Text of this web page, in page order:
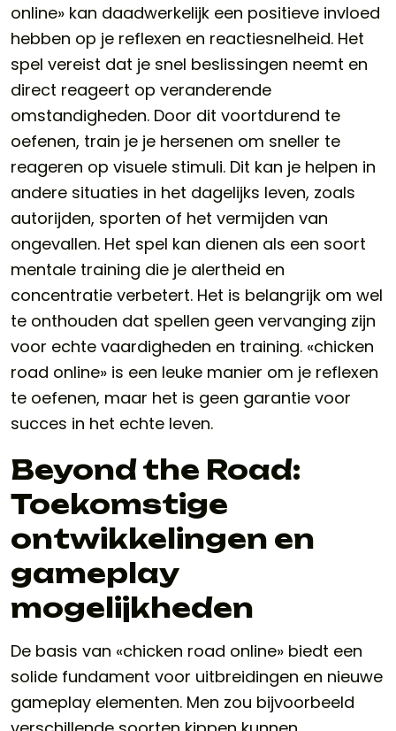
online» kan daadwerkelijk een positieve invloed
hebben op je reflexen en reactiesnelheid. Het
spel vereist dat je snel beslissingen neemt en
direct reageert op veranderende
omstandigheden. Door dit voortdurend te
oefenen, train je je hersenen om sneller te
reageren op visuele stimuli. Dit kan je helpen in
andere situaties in het dagelijks leven, zoals
autorijden, sporten of het vermijden van
ongevallen. Het spel kan dienen als een soort
mentale training die je alertheid en
concentratie verbetert. Het is belangrijk om wel
te onthouden dat spellen geen vervanging zijn
voor echte vaardigheden en training. «chicken
road online» is een leuke manier om je reflexen
te oefenen, maar het is geen garantie voor
succes in het echte leven.
Beyond the Road:
Toekomstige
ontwikkelingen en
gameplay
mogelijkheden
De basis van «chicken road online» biedt een
solide fundament voor uitbreidingen en nieuwe
gameplay elementen. Men zou bijvoorbeeld